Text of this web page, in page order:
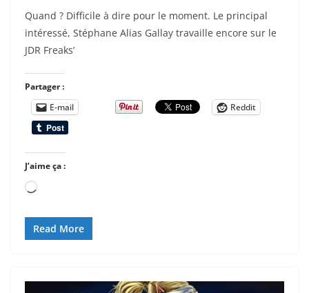
Quand ? Difficile à dire pour le moment. Le principal
intéressé, Stéphane Alias Gallay travaille encore sur le
JDR Freaks’
Partager :
E-mail
Reddit
J’aime ça :
Chargement…
Read More